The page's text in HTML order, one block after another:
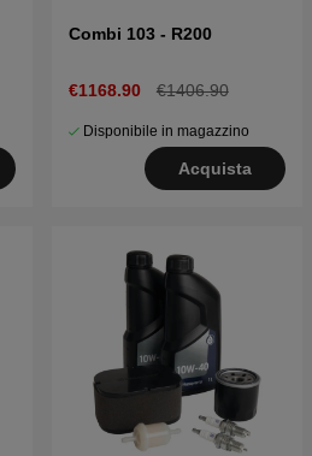
Combi 103 - R200
€1168.90 €1406.90
Disponibile in magazzino
Acquista